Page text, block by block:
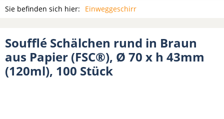
Sie befinden sich hier: Einweggeschirr
Soufflé Schälchen rund in Braun
aus Papier (FSC®), Ø 70 x h 43mm
(120ml), 100 Stück